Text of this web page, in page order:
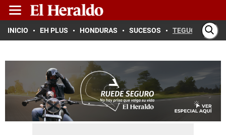
INICIO EH PLUS HONDURAS SUCESOS TEGUCIGALPA